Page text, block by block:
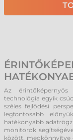
Az
technológia egyik
széles fejlődési
legfontosabb
hatékonyabb
monitorok
között, megkönnyítve